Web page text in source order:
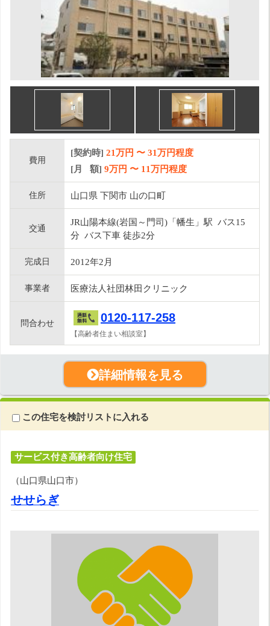
費用
[契約時] 21万円 〜 31万円程度
[月 額] 9万円 〜 11万円程度
住所 山口県 下関市 山の口町
交通
JR山陽本線(岩国～門司)「幡生」駅 バス15
分 バス下車 徒歩2分
完成日 2012年2月
事業者 医療法人社団林田クリニック
問合わせ 0120-117-258
【高齢者住まい相談室】
詳細情報を見る
この住宅を検討リストに入れる
サービス付き高齢者向け住宅
（山口県山口市）
せせらぎ